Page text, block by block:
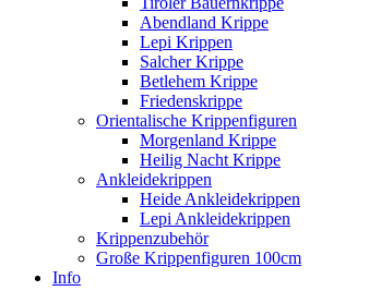
Abendland Krippe
Lepi Krippen
Salcher Krippe
Betlehem Krippe
Friedenskrippe
Orientalische Krippenfiguren
Morgenland Krippe
Heilig Nacht Krippe
Ankleidekrippen
Heide Ankleidekrippen
Lepi Ankleidekrippen
Krippenzubehör
Große Krippenfiguren 100cm
Info